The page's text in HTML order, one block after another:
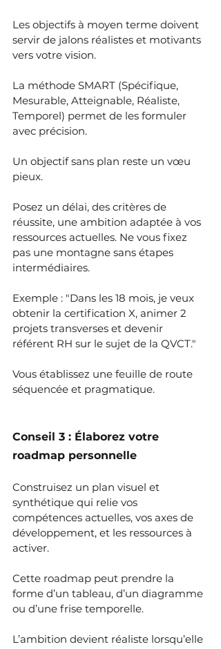
Les objectifs à moyen terme doivent
servir de jalons réalistes et motivants
vers votre vision.
La méthode SMART (Spécifique,
Mesurable, Atteignable, Réaliste,
Temporel) permet de les formuler
avec précision.
Un objectif sans plan reste un vœu
pieux.
Posez un délai, des critères de
réussite, une ambition adaptée à vos
ressources actuelles. Ne vous fixez
pas une montagne sans étapes
intermédiaires.
Exemple : "Dans les 18 mois, je veux
obtenir la certification X, animer 2
projets transverses et devenir
référent RH sur le sujet de la QVCT."
Vous établissez une feuille de route
séquencée et pragmatique.
Conseil 3 : Élaborez votre
roadmap personnelle
Construisez un plan visuel et
synthétique qui relie vos
compétences actuelles, vos axes de
développement, et les ressources à
activer.
Cette roadmap peut prendre la
forme d’un tableau, d’un diagramme
ou d’une frise temporelle.
L’ambition devient réaliste lorsqu’elle